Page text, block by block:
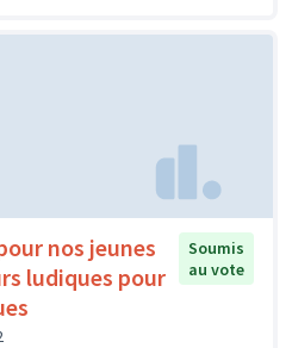
nos jeunes
ludiques pour
Soumis
au vote